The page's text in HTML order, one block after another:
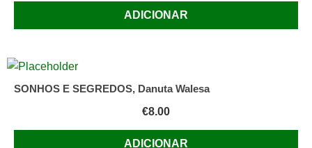
ADICIONAR
SONHOS E SEGREDOS, Danuta Walesa
€8.00
ADICIONAR